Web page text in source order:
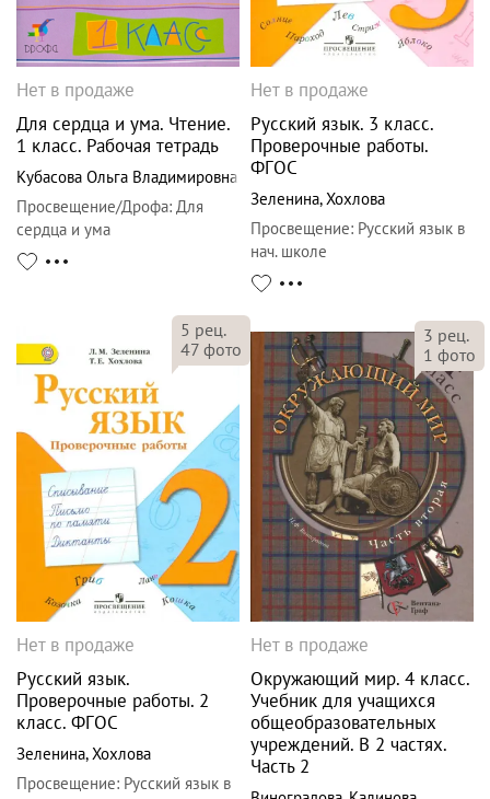
Нет в продаже
Для сердца и ума. Чтение.
1 класс. Рабочая тетрадь
Кубасова Ольга Владимировна
Просвещение/Дрофа: Для
сердца и ума
Нет в продаже
Русский язык. 3 класс.
Проверочные работы.
ФГОС
Зеленина, Хохлова
Просвещение: Русский язык в
нач. школе
5 рец.
47 фото
Нет в продаже
Русский язык.
Проверочные работы. 2
класс. ФГОС
Зеленина,Хохлова
Просвещение: Русский язык в
3 рец.
1 фото
Нет в продаже
Окружающий мир. 4 класс.
Учебник для учащихся
общеобразовательных
учреждений. В 2 частях.
Часть 2